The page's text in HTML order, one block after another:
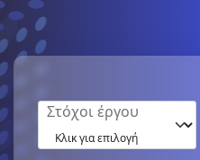
Στόχοι έργου